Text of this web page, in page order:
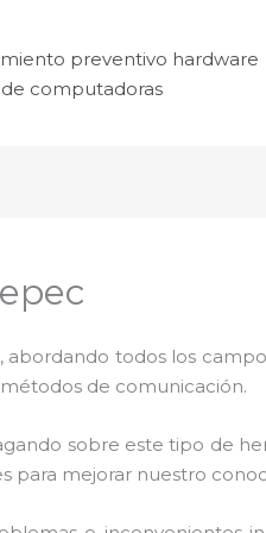
preventivo hardware
computadoras
todos los
de comunicación.
sobre este tipo de
para mejorar nuestro